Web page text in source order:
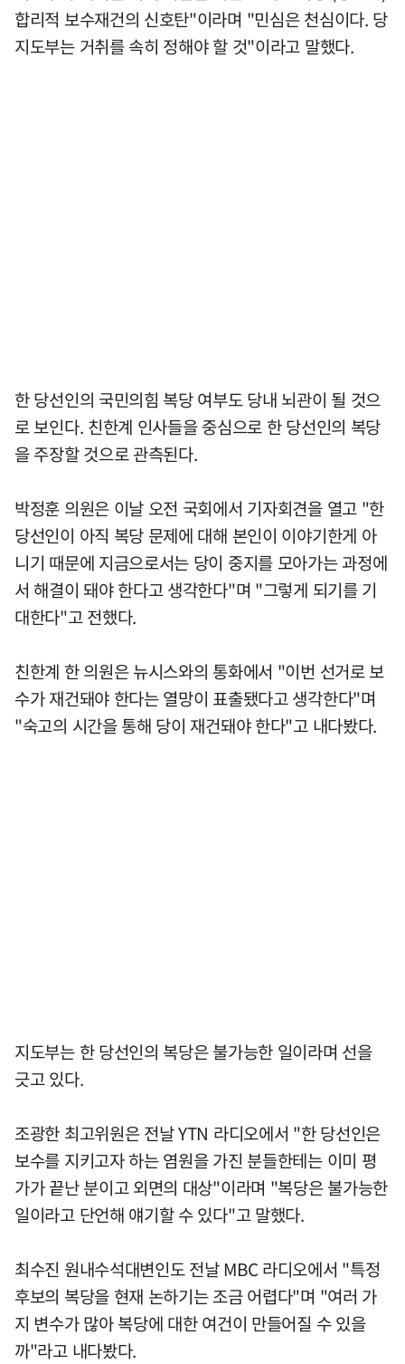
합리적 보수재건의 신호탄"이라며 "민심은 천심이다. 당
지도부는 거취를 속히 정해야 할 것"이라고 말했다.
한 당선인의 국민의힘 복당 여부도 당내 뇌관이 될 것으
로 보인다. 친한계 인사들을 중심으로 한 당선인의 복당
을 주장할 것으로 관측된다.
박정훈 의원은 이날 오전 국회에서 기자회견을 열고 "한
당선인이 아직 복당 문제에 대해 본인이 이야기한게 아
니기 때문에 지금으로서는 당이 중지를 모아가는 과정에
서 해결이 돼야 한다고 생각한다"며 "그렇게 되기를 기
대한다"고 전했다.
친한계 한 의원은 뉴시스와의 통화에서 "이번 선거로 보
수가 재건돼야 한다는 열망이 표출됐다고 생각한다"며
"숙고의 시간을 통해 당이 재건돼야 한다"고 내다봤다.
지도부는 한 당선인의 복당은 불가능한 일이라며 선을
긋고 있다.
조광한 최고위원은 전날 YTN 라디오에서 "한 당선인은
보수를 지키고자 하는 염원을 가진 분들한테는 이미 평
가가 끝난 분이고 외면의 대상"이라며 "복당은 불가능한
일이라고 단언해 얘기할 수 있다"고 말했다.
최수진 원내수석대변인도 전날 MBC 라디오에서 "특정
후보의 복당을 현재 논하기는 조금 어렵다"며 "여러 가
지 변수가 많아 복당에 대한 여건이 만들어질 수 있을
까"라고 내다봤다.